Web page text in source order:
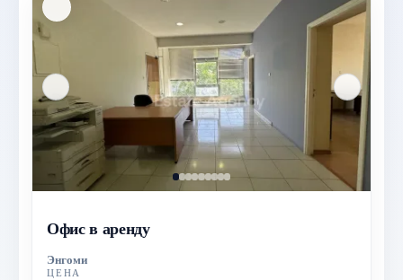
Офис в аренду
Энгоми
ЦЕНА